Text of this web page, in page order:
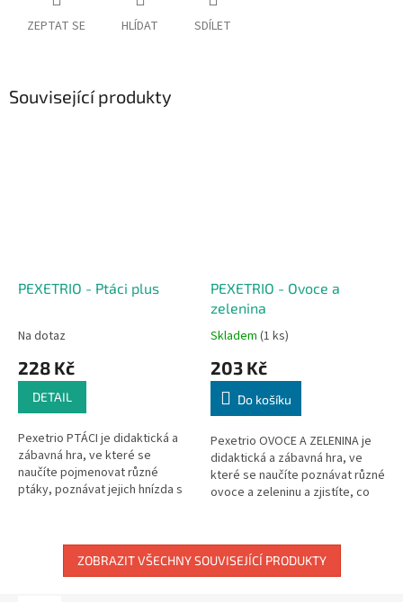
ZEPTAT SE HLÍDAT SDÍLET
Související produkty
PEXETRIO - Ptáci plus
Na dotaz
228 Kč
DETAIL
Pexetrio PTÁCI je didaktická a
zábavná hra, ve které se
naučíte pojmenovat různé
ptáky, poznávat jejich hnízda s
PEXETRIO - Ovoce a
zelenina
Skladem (1 ks)
203 Kč
Do košíku
Pexetrio OVOCE A ZELENINA je
didaktická a zábavná hra, ve
které se naučíte poznávat různé
ovoce a zeleninu a zjistíte, co
ZOBRAZIT VŠECHNY SOUVISEJÍCÍ PRODUKTY